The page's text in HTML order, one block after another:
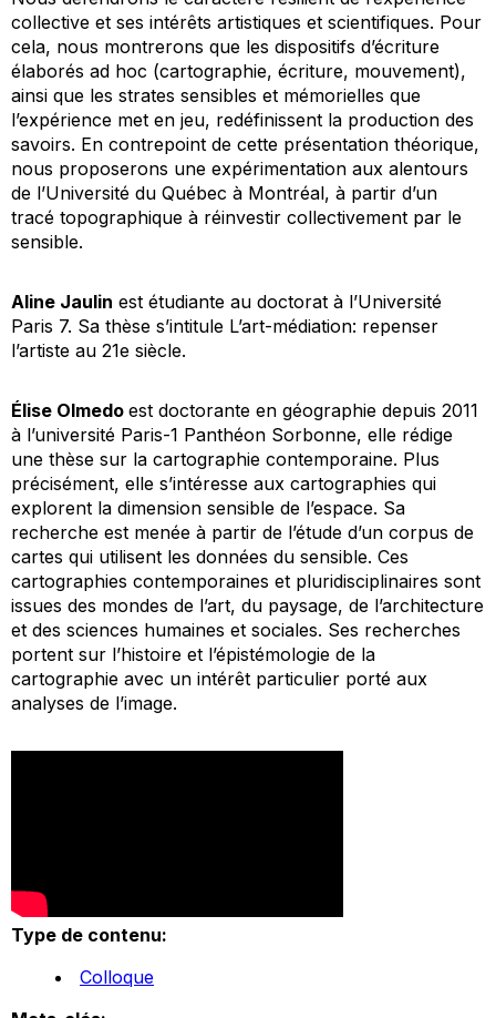
collective et ses intérêts artistiques et scientifiques. Pour
cela, nous montrerons que les dispositifs d’écriture
élaborés ad hoc (cartographie, écriture, mouvement),
ainsi que les strates sensibles et mémorielles que
l’expérience met en jeu, redéfinissent la production des
savoirs. En contrepoint de cette présentation théorique,
nous proposerons une expérimentation aux alentours
de l’Université du Québec à Montréal, à partir d’un
tracé topographique à réinvestir collectivement par le
sensible.
Aline Jaulin est étudiante au doctorat à l’Université
Paris 7. Sa thèse s’intitule L’art-médiation: repenser
l’artiste au 21e siècle.
Élise Olmedo est doctorante en géographie depuis 2011
à l’université Paris-1 Panthéon Sorbonne, elle rédige
une thèse sur la cartographie contemporaine. Plus
précisément, elle s’intéresse aux cartographies qui
explorent la dimension sensible de l’espace. Sa
recherche est menée à partir de l’étude d’un corpus de
cartes qui utilisent les données du sensible. Ces
cartographies contemporaines et pluridisciplinaires sont
issues des mondes de l’art, du paysage, de l’architecture
et des sciences humaines et sociales. Ses recherches
portent sur l’histoire et l’épistémologie de la
cartographie avec un intérêt particulier porté aux
analyses de l’image.
Type de contenu:
Colloque